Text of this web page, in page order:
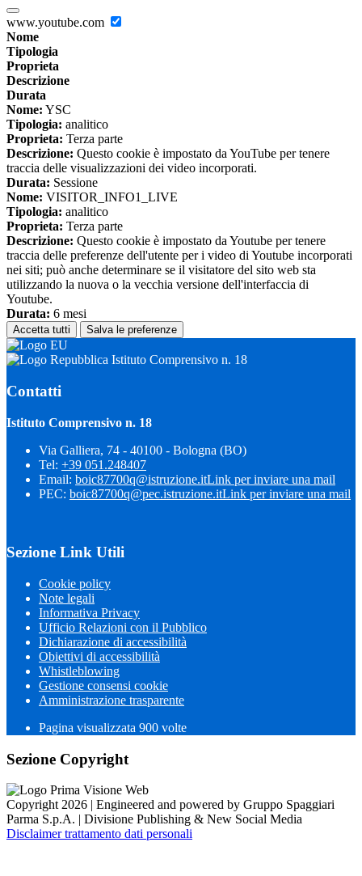
www.youtube.com
Nome
Tipologia
Proprieta
Descrizione
Durata
Nome: YSC
Tipologia: analitico
Proprieta: Terza parte
Descrizione: Questo cookie è impostato da YouTube per tenere
traccia delle visualizzazioni dei video incorporati.
Durata: Sessione
Nome: VISITOR_INFO1_LIVE
Tipologia: analitico
Proprieta: Terza parte
Descrizione: Questo cookie è impostato da Youtube per tenere
traccia delle preferenze dell'utente per i video di Youtube incorporati
nei siti; può anche determinare se il visitatore del sito web sta
utilizzando la nuova o la vecchia versione dell'interfaccia di
Youtube.
Durata: 6 mesi
Accetta tutti Salva le preferenze
Istituto Comprensivo n. 18
Contatti
Istituto Comprensivo n. 18
Via Galliera, 74 - 40100 - Bologna (BO)
Tel: +39 051.248407
Email: boic87700q@istruzione.itLink per inviare una mail
PEC: boic87700q@pec.istruzione.itLink per inviare una mail
Sezione Link Utili
Cookie policy
Note legali
Informativa Privacy
Ufficio Relazioni con il Pubblico
Dichiarazione di accessibilità
Obiettivi di accessibilità
Whistleblowing
Gestione consensi cookie
Amministrazione trasparente
Pagina visualizzata 900 volte
Sezione Copyright
Copyright 2026 | Engineered and powered by Gruppo Spaggiari
Parma S.p.A. | Divisione Publishing & New Social Media
Disclaimer trattamento dati personali